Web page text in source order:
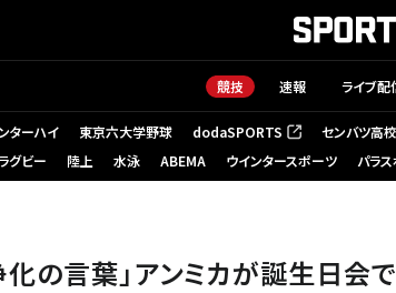
競技 速報 ライブ配
ターハイ 東京六大学野球 dodaSPORTS
（新しいタブで開く） センバツ高
グビー 陸上 水泳 ABEMA ウインタースポーツ パラ
化の言葉」アンミカが誕生日会